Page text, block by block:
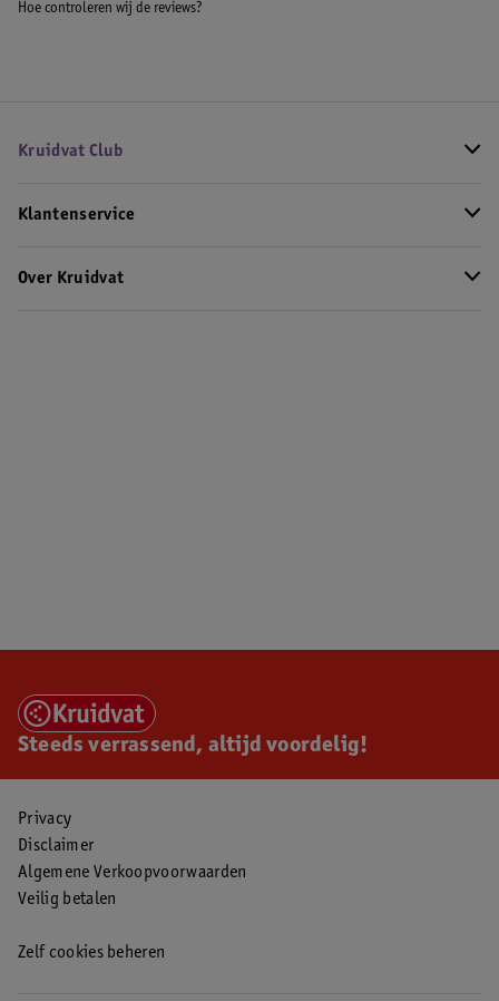
Hoe controleren wij de reviews?
Kruidvat Club
Klantenservice
Over Kruidvat
Steeds verrassend, altijd voordelig!
Privacy
Disclaimer
Algemene Verkoopvoorwaarden
Veilig betalen
Zelf cookies beheren